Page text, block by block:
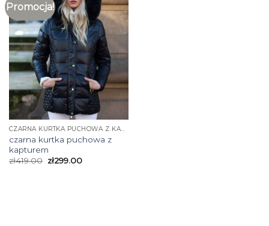
Promocja!
CZARNA KURTKA PUCHOWA Z KAPTUREM
czarna kurtka puchowa z
kapturem
zł419.00 zł299.00